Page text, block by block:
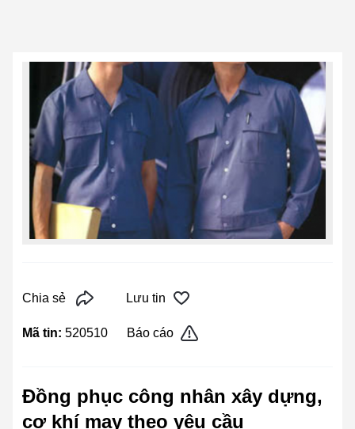
Chia sẻ Lưu tin
Mã tin: 520510 Báo cáo
Đồng phục công nhân xây dựng,
cơ khí may theo yêu cầu